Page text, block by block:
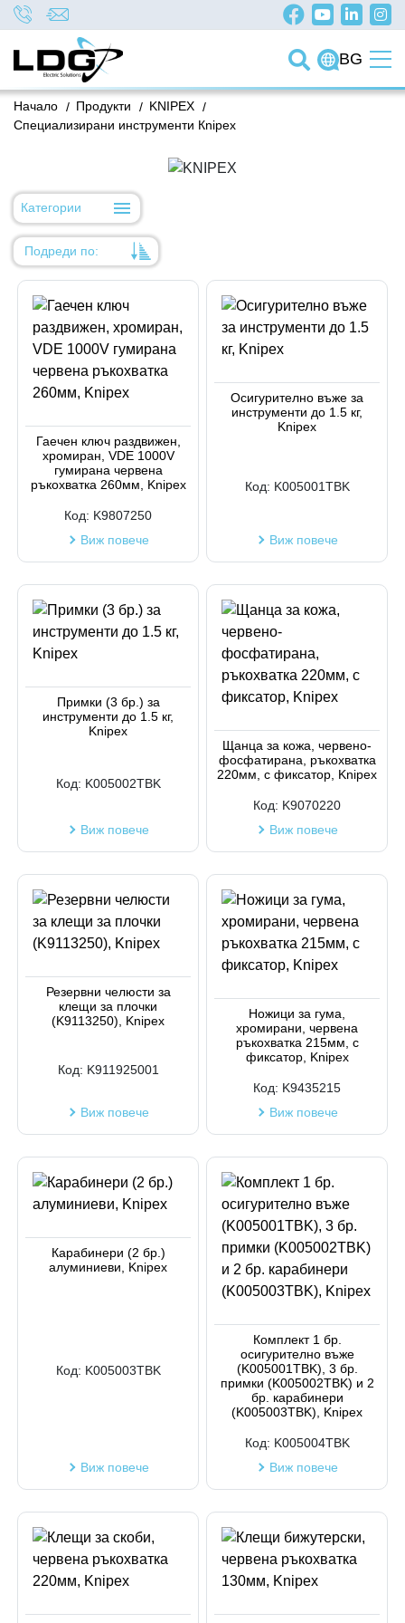
BG
/
Начало /
Продукти /
KNIPEX
Специализирани инструменти Кnipex
Категории
Подреди по:
Име
Код на артикул
Гаечен ключ раздвижен,
хромиран, VDE 1000V
гумирана червена
ръкохватка 260мм, Knipex
Код: K9807250
Виж повече
Осигурително въже за
инструменти до 1.5 кг,
Knipex
Код: K005001TBK
Виж повече
Примки (3 бр.) за
инструменти до 1.5 кг,
Knipex
Код: K005002TBK
Виж повече
Щанца за кожа, червено-
фосфатирана, ръкохватка
220мм, с фиксатор, Knipex
Код: K9070220
Виж повече
Резервни челюсти за
клещи за плочки
(K9113250), Knipex
Код: K911925001
Виж повече
Ножици за гума,
хромирани, червена
ръкохватка 215мм, с
фиксатор, Knipex
Код: K9435215
Виж повече
Карабинери (2 бр.)
алуминиеви, Knipex
Код: K005003TBK
Виж повече
Комплект 1 бр.
осигурително въже
(K005001TBK), 3 бр.
примки (K005002TBK) и 2
бр. карабинери
(K005003TBK), Knipex
Код: K005004TBK
Виж повече